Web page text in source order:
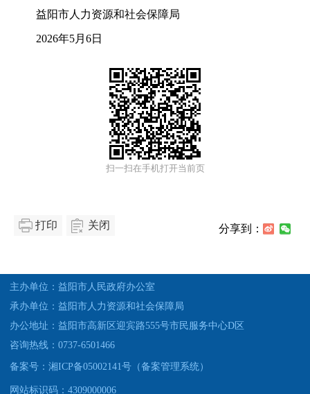
益阳市人力资源和社会保障局
2026年5月6日
扫一扫在手机打开当前页
打印 关闭 分享到：
主办单位：益阳市人民政府办公室
承办单位：益阳市人力资源和社会保障局
办公地址：益阳市高新区迎宾路555号市民服务中心D区
咨询热线：0737-6501466
备案号：湘ICP备05002141号（备案管理系统）
网站标识码：4309000006